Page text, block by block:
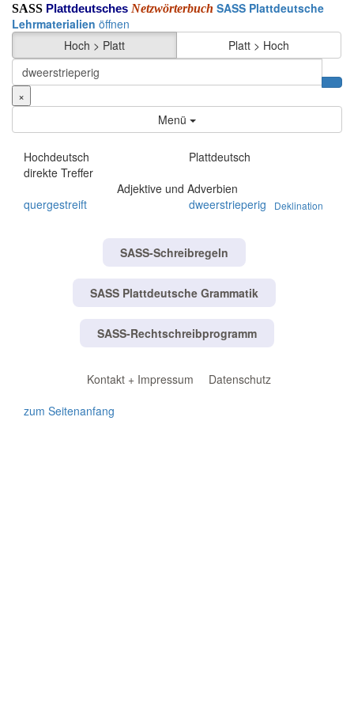
SASS Plattdeutsches Netzwörterbuch SASS Plattdeutsche
Lehrmaterialien öffnen
Hoch > Platt
Platt > Hoch
×
Menü
Hochdeutsch
Plattdeutsch
direkte Treffer
Adjektive und Adverbien
quergestreift
dweerstrieperig Deklination
SASS-Schreibregeln
SASS Plattdeutsche Grammatik
SASS-Rechtschreibprogramm
Kontakt + Impressum
Datenschutz
zum Seitenanfang